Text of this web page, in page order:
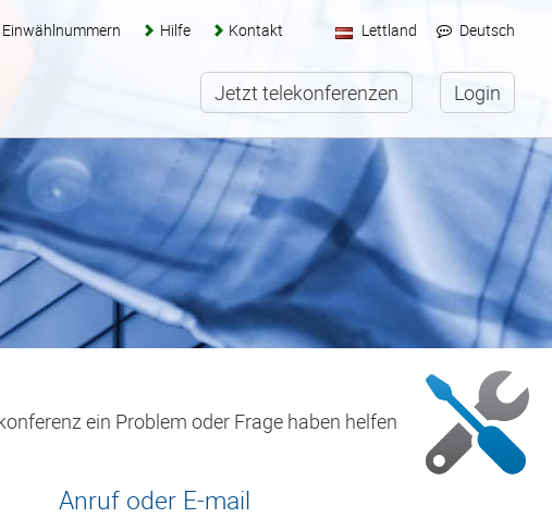
ein Problem oder Frage haben helfen
Anruf oder E-mail
Lettland Deutsch
Einwählnummern Hilfe Kontakt
Jetzt telekonferenzen Login